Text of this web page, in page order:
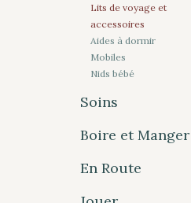
Lits de voyage et
accessoires
Aides à dormir
Mobiles
Nids bébé
Soins
Boire et Manger
En Route